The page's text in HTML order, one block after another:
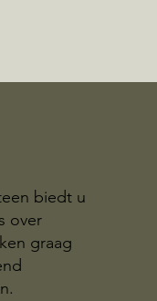
biedt u
over
graag